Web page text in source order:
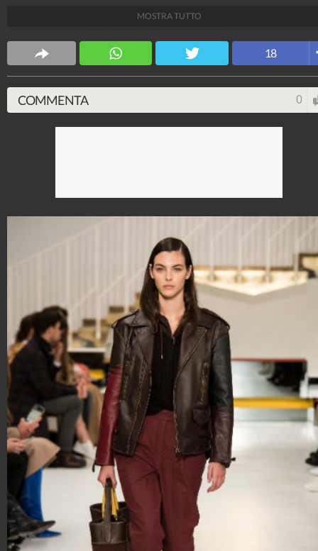
Stile e trend
MOSTRA TUTTO
18
COMMENTA 0